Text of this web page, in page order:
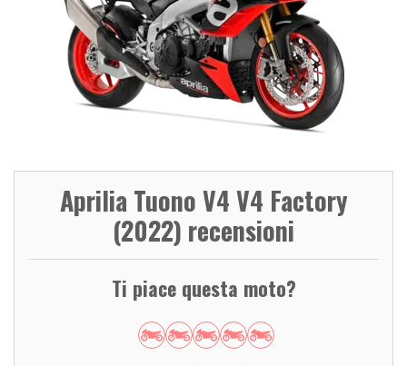
Aprilia Tuono V4 V4 Factory
(2022) recensioni
Ti piace questa moto?